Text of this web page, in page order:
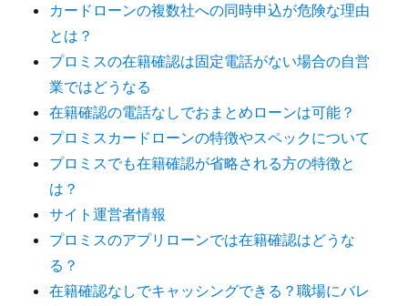
カードローンの複数社への同時申込が危険な理由
とは？
プロミスの在籍確認は固定電話がない場合の自営
業ではどうなる
在籍確認の電話なしでおまとめローンは可能？
プロミスカードローンの特徴やスペックについて
プロミスでも在籍確認が省略される方の特徴と
は？
サイト運営者情報
プロミスのアプリローンでは在籍確認はどうな
る？
在籍確認なしでキャッシングできる？職場にバレ